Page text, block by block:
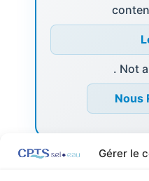
Gérer le
. Not
Nous